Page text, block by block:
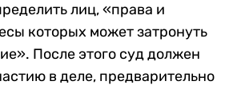
лиц, «права и
которых может затронуть
После этого суд должен
в деле, предварительно